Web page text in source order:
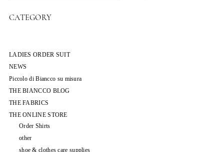
CATEGORY
LADIES ORDER SUIT
NEWS
Piccolo di Biancco su misura
THE BIANCCO BLOG
THE FABRICS
THE ONLINE STORE
Order Shirts
other
shoe & clothes care supplies